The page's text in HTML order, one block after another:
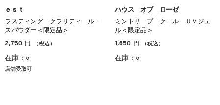
ｅｓｔ
ラスティング クラリティ ルー
スパウダー＜限定品＞
2,750 円 （税込）
在庫：○
店舗受取可
ハウス オブ ローゼ
ミントリープ クール ＵＶジェ
ル＜限定品＞
1,650 円 （税込）
在庫：○